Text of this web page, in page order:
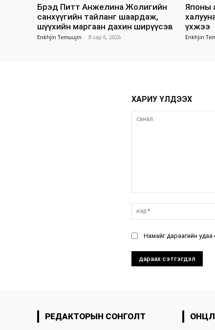
Брэд Питт Анжелина Жолигийн
санхүүгийн тайланг шаардаж,
шүүхийн маргаан дахин ширүүсэв
Enkhjin Temuujin - 8 сар 6, 2026
Японы
үхжээ
Enkhjin
ХАРИУ ҮЛДЭЭХ
Намайг дараагийн
РЕДАКТОРЫН СОНГОЛТ